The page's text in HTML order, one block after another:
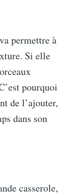
permettre à
Si elle
pourquoi
de l’ajouter,
dans son
casserole,